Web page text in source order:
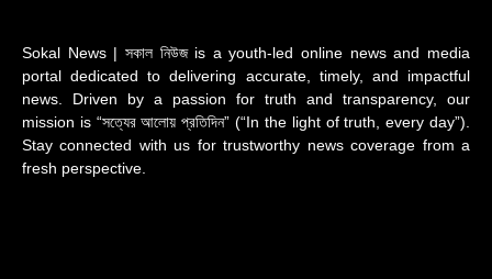
Sokal News | সকাল নিউজ is a youth-led online news and media
portal dedicated to delivering accurate, timely, and impactful
news. Driven by a passion for truth and transparency, our
mission is “সত্যের আলোয় প্রতিদিন” (“In the light of truth, every day”).
Stay connected with us for trustworthy news coverage from a
fresh perspective.